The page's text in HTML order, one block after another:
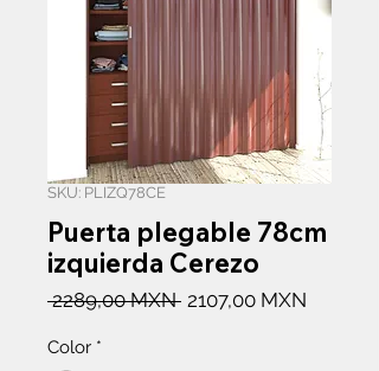
SKU: PLIZQ78CE
Puerta plegable 78cm
izquierda Cerezo
2289,00 MXN Precio
2107,00 MXN
Color *